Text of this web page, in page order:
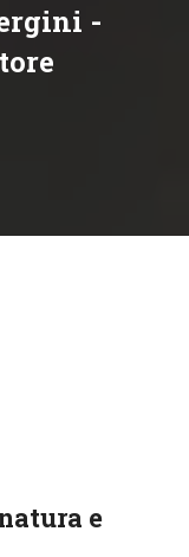
-
e